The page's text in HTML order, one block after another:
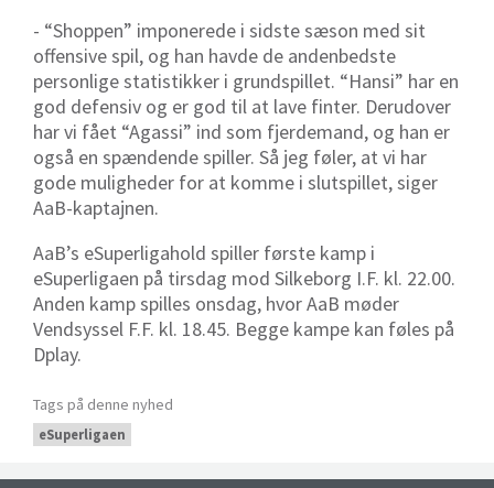
- “Shoppen” imponerede i sidste sæson med sit
offensive spil, og han havde de andenbedste
personlige statistikker i grundspillet. “Hansi” har en
god defensiv og er god til at lave finter. Derudover
har vi fået “Agassi” ind som fjerdemand, og han er
også en spændende spiller. Så jeg føler, at vi har
gode muligheder for at komme i slutspillet, siger
AaB-kaptajnen.
AaB’s eSuperligahold spiller første kamp i
eSuperligaen på tirsdag mod Silkeborg I.F. kl. 22.00.
Anden kamp spilles onsdag, hvor AaB møder
Vendsyssel F.F. kl. 18.45. Begge kampe kan føles på
Dplay.
Tags på denne nyhed
eSuperligaen